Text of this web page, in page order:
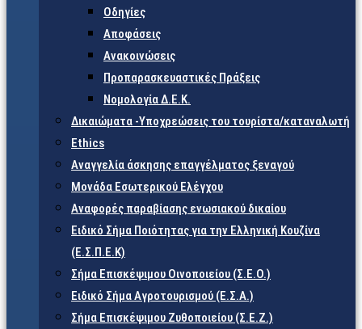
Οδηγίες
Αποφάσεις
Ανακοινώσεις
Προπαρασκευαστικές Πράξεις
Νομολογία Δ.Ε.Κ.
Δικαιώματα -Υποχρεώσεις του τουρίστα/καταναλωτή
Ethics
Αναγγελία άσκησης επαγγέλματος ξεναγού
Μονάδα Εσωτερικού Ελέγχου
Αναφορές παραβίασης ενωσιακού δικαίου
Ειδικό Σήμα Ποιότητας για την Ελληνική Κουζίνα
(Ε.Σ.Π.Ε.Κ)
Σήμα Επισκέψιμου Οινοποιείου (Σ.Ε.Ο.)
Ειδικό Σήμα Αγροτουρισμού (Ε.Σ.Α.)
Σήμα Επισκέψιμου Ζυθοποιείου (Σ.Ε.Ζ.)